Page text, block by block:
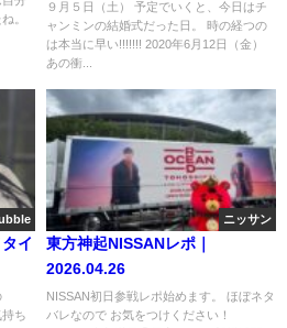
。
９月５日（土） 予定でいくと、今日はチ
ャンミンの結婚式だった日。 時の経つの
は本当に早い!!!!!!! 2020年6月12日（金）
あの衝...
イ
ち
ニッサン
東方神起NISSANレポ｜
2026.04.26
NISSAN初日参戦レポ始めます。 ほぼネタ
バレなので お気をつけください！